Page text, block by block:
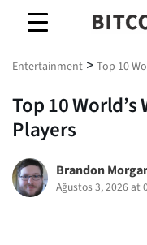
Entertainment > Top 10
Top 10
Players
Brandon
Ağustos 3, 2026 at